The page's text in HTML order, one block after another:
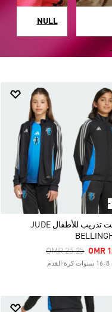
NULL
-
جاكيت تدريب للأطفال JUDE
Price Reduced
OMR 25.25ToOMR